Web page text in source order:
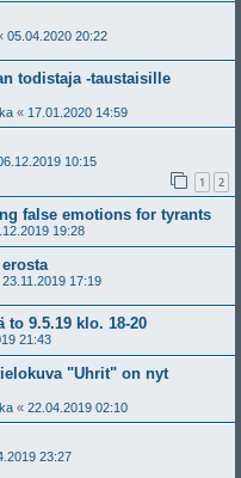
05.04.2020 20:22
todistaja -taustaisille
« 17.01.2020 14:59
10:15
1 2
false emotions for tyrants
19:28
23.11.2019 17:19
to 9.5.19 klo. 18-20
21:43
"Uhrit" on nyt
« 22.04.2019 02:10
23:27